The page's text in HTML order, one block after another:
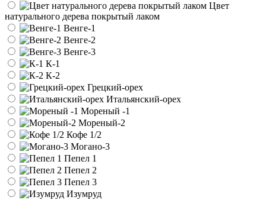
Цвет
натурального дерева покрытый лаком
Венге-1
Венге-2
Венге-3
К-1
К-2
Грецкий-орех
Итальянский-орех
Мореный -1
Мореный-2
Кофе 1/2
Могано-3
Пепел 1
Пепел 2
Пепел 3
Изумруд